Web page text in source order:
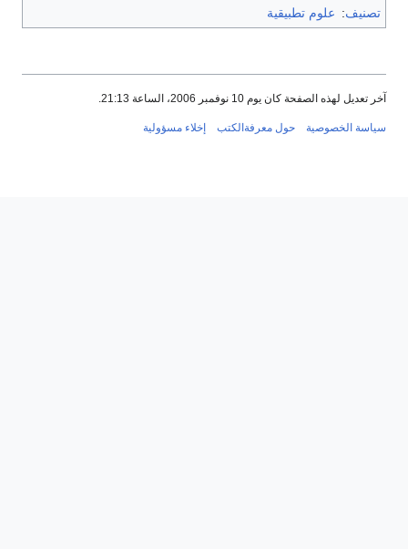
تصنيف: علوم تطبيقية
آخر تعديل لهذه الصفحة كان يوم 10 نوفمبر 2006، الساعة 21:13.
سياسة الخصوصية حول معرفةالكتب إخلاء مسؤولية